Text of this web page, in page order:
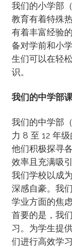
我们的小学部
教育有着特殊
有着丰富经验
备对学前和小
生们可以在轻
识。
我们的中学部
我们的中学部
力 8 至 12 年
他们积极探寻
效率且充满吸引
我们学校以成
深感自豪。我
学业方面的焦虑
首要的是，我
习。为学生提
们进行高效学